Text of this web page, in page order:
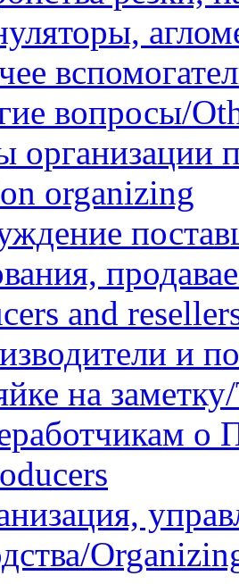
вопросы/
организации
organizing
and
и
на
о